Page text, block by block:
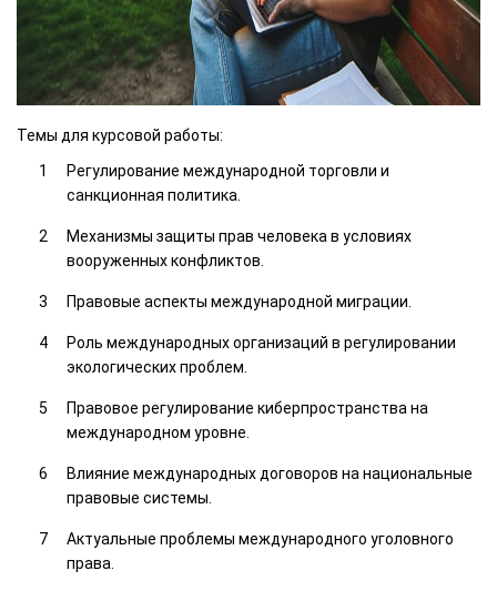
Темы для курсовой работы:
Регулирование международной торговли и
санкционная политика.
Механизмы защиты прав человека в условиях
вооруженных конфликтов.
Правовые аспекты международной миграции.
Роль международных организаций в регулировании
экологических проблем.
Правовое регулирование киберпространства на
международном уровне.
Влияние международных договоров на национальные
правовые системы.
Актуальные проблемы международного уголовного
права.